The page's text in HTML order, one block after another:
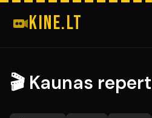
kine.lt
🎬 Kaunas